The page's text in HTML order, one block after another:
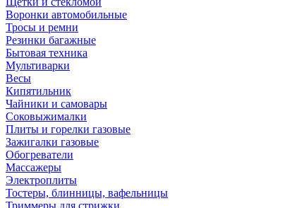
Воронки автомобильные
Тросы и ремни
Резинки багажные
Бытовая техника
Мультиварки
Весы
Кипятильник
Чайники и самовары
Соковыжималки
Плиты и горелки газовые
Зажигалки газовые
Обогреватели
Массажеры
Электроплиты
Тостеры, блинницы, вафельницы
Триммеры для стрижки